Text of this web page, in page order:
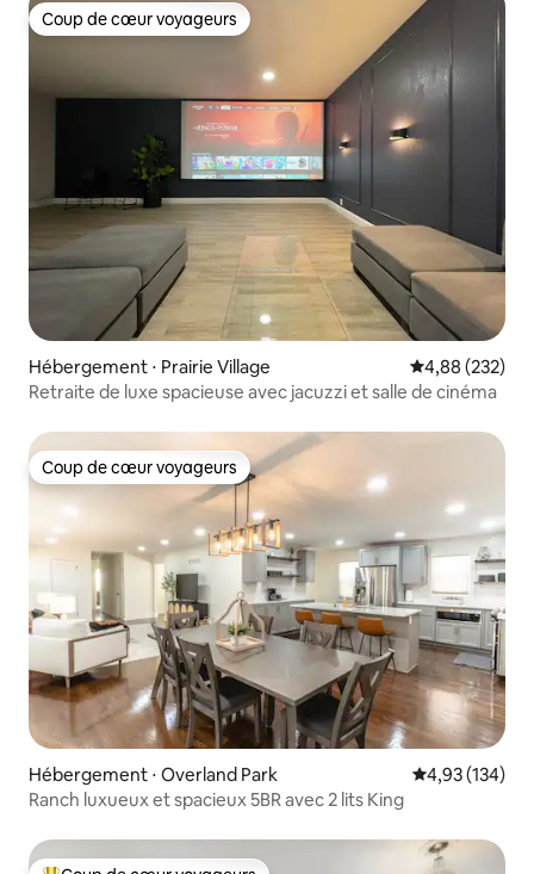
Coup de cœur voyageurs
Coup de cœur voyageurs
Hébergement ⋅ Prairie Village Évaluation
4,88 (232)
Retraite de luxe spacieuse avec jacuzzi et salle de cinéma
Coup de cœur voyageurs
Coup de cœur voyageurs
Hébergement ⋅ Overland Park Évaluation
4,93 (134)
Ranch luxueux et spacieux 5BR avec 2 lits King